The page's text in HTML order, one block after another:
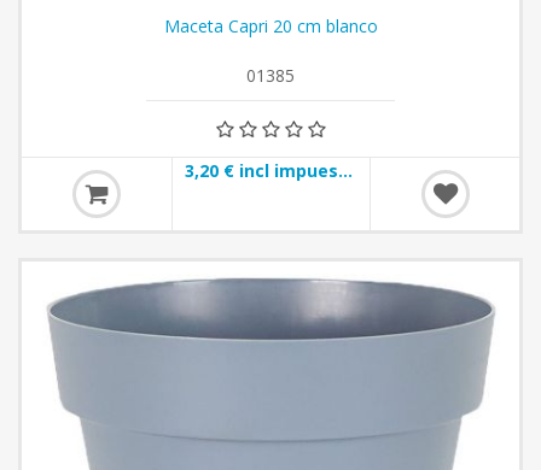
Maceta Capri 20 cm blanco
01385
3,20 € incl impuestos